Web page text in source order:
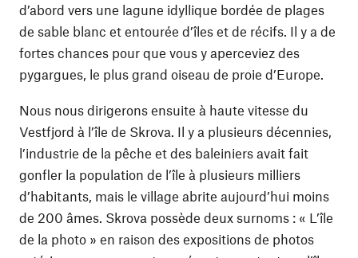
d’abord vers une lagune idyllique bordée de plages
de sable blanc et entourée d’îles et de récifs. Il y a de
fortes chances pour que vous y aperceviez des
pygargues, le plus grand oiseau de proie d’Europe.
Nous nous dirigerons ensuite à haute vitesse du
Vestfjord à l’île de Skrova. Il y a plusieurs décennies,
l’industrie de la pêche et des baleiniers avait fait
gonfler la population de l’île à plusieurs milliers
d’habitants, mais le village abrite aujourd’hui moins
de 200 âmes. Skrova possède deux surnoms : « L’île
de la photo » en raison des expositions de photos